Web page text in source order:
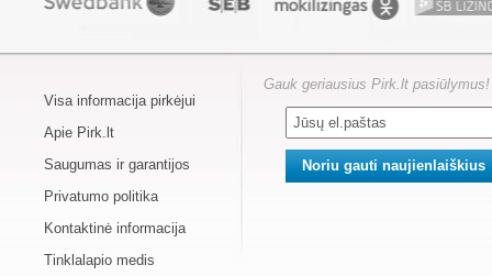
Visa informacija pirkėjui
Apie Pirk.lt
Saugumas ir garantijos
Privatumo politika
Kontaktinė informacija
Tinklalapio medis
Gauk geriausius Pirk.lt pasiūlymus!